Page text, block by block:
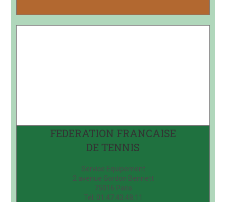
FEDERATION FRANCAISE
DE TENNIS
Service Equipement
2 avenue Gordon Bennett
75016 Paris
Tél: 01.47.43.48.11